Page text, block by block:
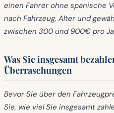
einen Fahrer ohne spanische
nach Fahrzeug, Alter und
zwischen 300 und 900€ pro
Was Sie insgesamt
Überraschungen
Bevor Sie über den
Sie, wie viel Sie insgesamt